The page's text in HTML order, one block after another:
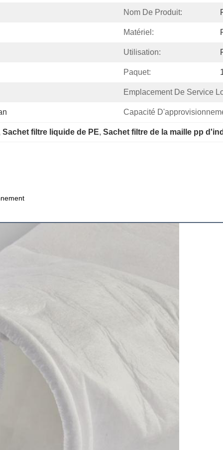
Nom De Produit:
Matériel:
Utilisation:
Paquet:
Emplacement De Service
Capacité
Sachet filtre liquide de PE, Sachet filtre de la maille pp